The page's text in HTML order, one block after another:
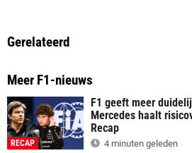
Gerelateerd
Meer F1-nieuws
RECAP
F1 geeft meer
Mercedes haalt
Recap
4 minuten geleden